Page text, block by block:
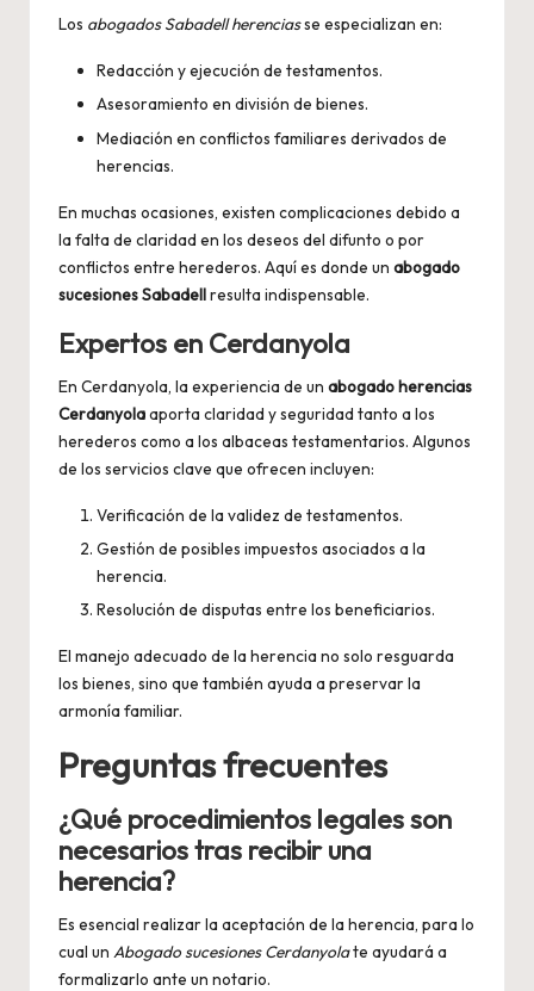
Los abogados Sabadell herenciasse especializan en:
Redacción y ejecución de testamentos.
Asesoramiento en división de bienes.
Mediación en conflictos familiares derivados de
herencias.
En muchas ocasiones, existen complicaciones debido a
la falta de claridad en los deseos del difunto o por
conflictos entre herederos. Aquí es donde un abogado
sucesiones Sabadellresulta indispensable.
Expertos en Cerdanyola
En Cerdanyola, la experiencia de un abogado herencias
Cerdanyolaaporta claridad y seguridad tanto a los
herederos como a los albaceas testamentarios. Algunos
de los servicios clave que ofrecen incluyen:
Verificación de la validez de testamentos.
Gestión de posibles impuestos asociados a la
herencia.
Resolución de disputas entre los beneficiarios.
El manejo adecuado de la herencia no solo resguarda
los bienes, sino que también ayuda a preservar la
armonía familiar.
Preguntas frecuentes
¿Qué procedimientos legales son
necesarios tras recibir una
herencia?
Es esencial realizar la aceptación de la herencia, para lo
cual un Abogado sucesiones Cerdanyolate ayudará a
formalizarlo ante un notario.